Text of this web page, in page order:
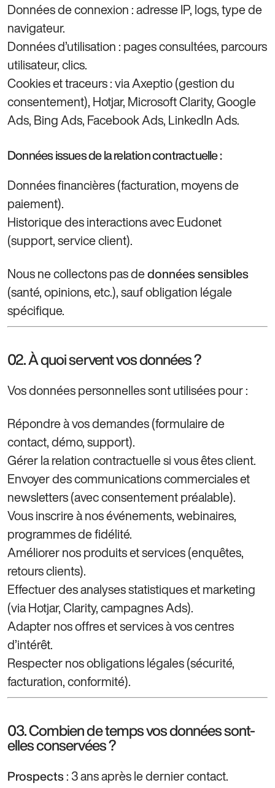
Données de connexion : adresse IP, logs, type de
navigateur.
Données d’utilisation : pages consultées, parcours
utilisateur, clics.
Cookies et traceurs : via Axeptio (gestion du
consentement), Hotjar, Microsoft Clarity, Google
Ads, Bing Ads, Facebook Ads, LinkedIn Ads.
Données issues de la relation contractuelle :
Données financières (facturation, moyens de
paiement).
Historique des interactions avec Eudonet
(support, service client).
Nous ne collectons pas dedonnées sensibles
(santé, opinions, etc.), sauf obligation légale
spécifique.
02. À quoi servent vos données ?
Vos données personnelles sont utilisées pour :
Répondre à vos demandes (formulaire de
contact, démo, support).
Gérer la relation contractuelle si vous êtes client.
Envoyer des communications commerciales et
newsletters (avec consentement préalable).
Vous inscrire à nos événements, webinaires,
programmes de fidélité.
Améliorer nos produits et services (enquêtes,
retours clients).
Effectuer des analyses statistiques et marketing
(via Hotjar, Clarity, campagnes Ads).
Adapter nos offres et services à vos centres
d’intérêt.
Respecter nos obligations légales (sécurité,
facturation, conformité).
03. Combien de temps vos données sont-
elles conservées ?
Prospects: 3 ans après le dernier contact.